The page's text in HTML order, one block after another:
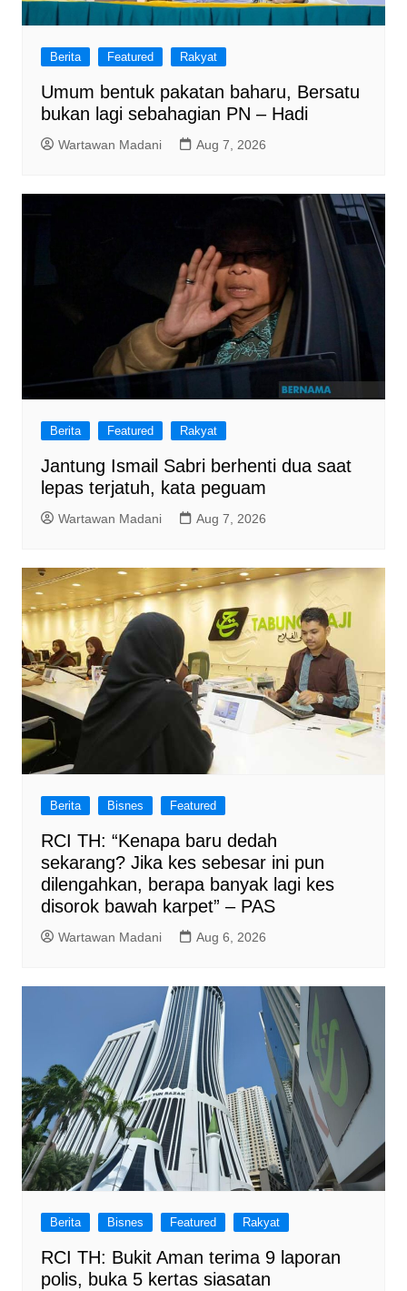
Berita Featured Rakyat
Umum bentuk pakatan baharu, Bersatu
bukan lagi sebahagian PN – Hadi
Wartawan Madani Aug 7, 2026
Berita Featured Rakyat
Jantung Ismail Sabri berhenti dua saat
lepas terjatuh, kata peguam
Wartawan Madani Aug 7, 2026
Berita Bisnes Featured
RCI TH: “Kenapa baru dedah
sekarang? Jika kes sebesar ini pun
dilengahkan, berapa banyak lagi kes
disorok bawah karpet” – PAS
Wartawan Madani Aug 6, 2026
Berita Bisnes Featured Rakyat
RCI TH: Bukit Aman terima 9 laporan
polis, buka 5 kertas siasatan